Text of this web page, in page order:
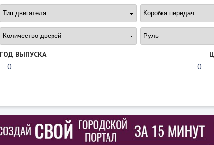
ГОД ВЫПУСКА